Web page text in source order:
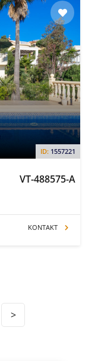
ID: 1557221
VT-488575-A
KONTAKT
>